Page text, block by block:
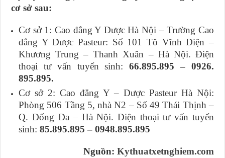
cơ sở sau:
Cơ sở 1: Cao đẳng Y Dược Hà Nội – Trường Cao
đẳng Y Dược Pasteur: Số 101 Tô Vĩnh Diện –
Khương Trung – Thanh Xuân – Hà Nội. Điện
thoại tư vấn tuyển sinh:66.895.895 – 0926.
895.895.
Cơ sở 2: Cao đẳng Y – Dược Pasteur Hà Nội:
Phòng 506 Tầng 5, nhà N2 – Số 49 Thái Thịnh –
Q. Đống Đa – Hà Nội. Điện thoại tư vấn tuyển
sinh:85.895.895 – 0948.895.895
Nguồn: Kythuatxetnghiem.com